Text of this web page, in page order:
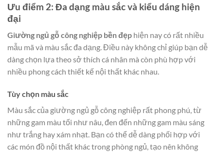
Ưu điểm 2: Đa dạng màu sắc và kiểu dáng hiện
đại
Giường ngủ gỗ công nghiệp bền đẹp hiện nay có rất nhiều
mẫu mã và màu sắc đa dạng. Điều này không chỉ giúp bạn dễ
dàng chọn lựa theo sở thích cá nhân mà còn phù hợp với
nhiều phong cách thiết kế nội thất khác nhau.
Tùy chọn màu sắc
Màu sắc của giường ngủ gỗ công nghiệp rất phong phú, từ
những gam màu tối như nâu, đen đến những gam màu sáng
như trắng hay xám nhạt. Bạn có thể dễ dàng phối hợp với
các món đồ nội thất khác trong phòng ngủ, tạo nên không